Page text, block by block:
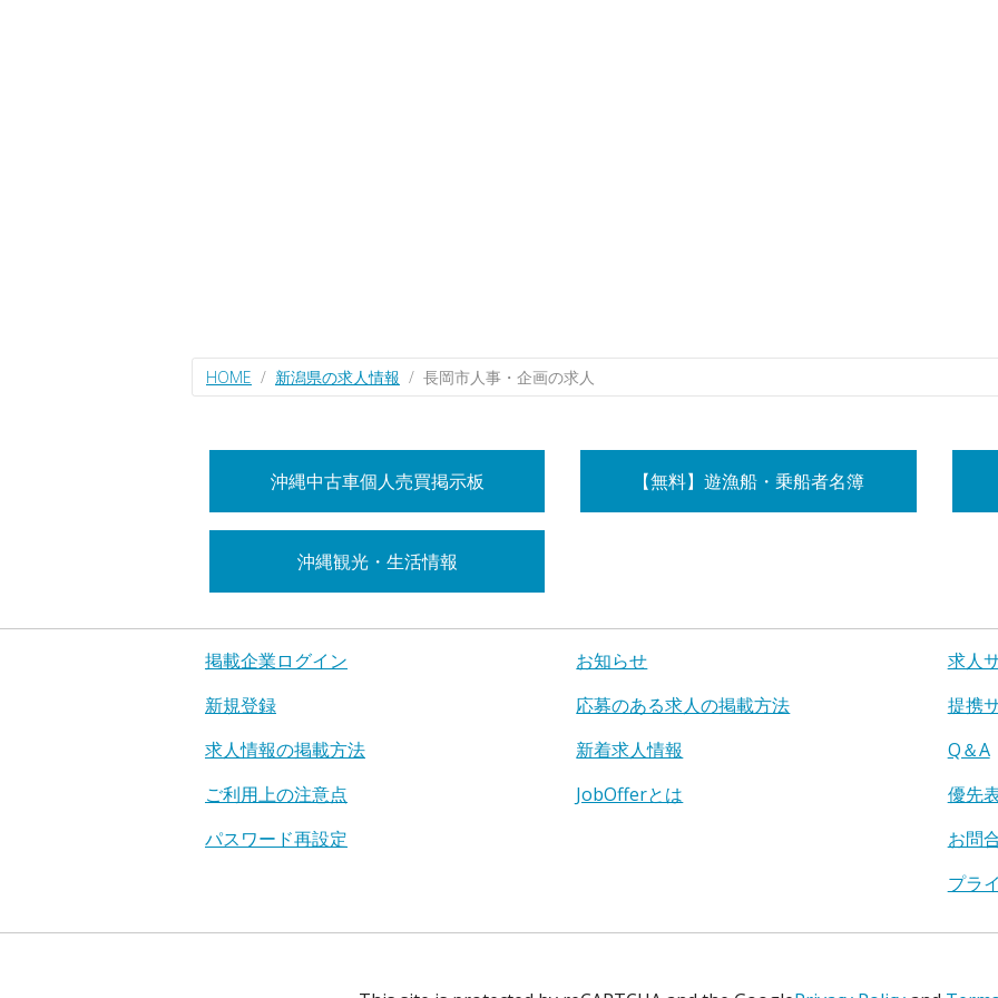
HOME 新潟県の求人情報 長岡市人事・企画の求人
沖縄中古車個人売買掲示板 【無料】遊漁船・乗船者名簿
沖縄観光・生活情報
掲載企業ログイン
新規登録
求人情報の掲載方法
ご利用上の注意点
パスワード再設定
お知らせ
応募のある求人の掲載方法
新着求人情報
JobOfferとは
求人
提携
Q＆A
優先
お問
プラ